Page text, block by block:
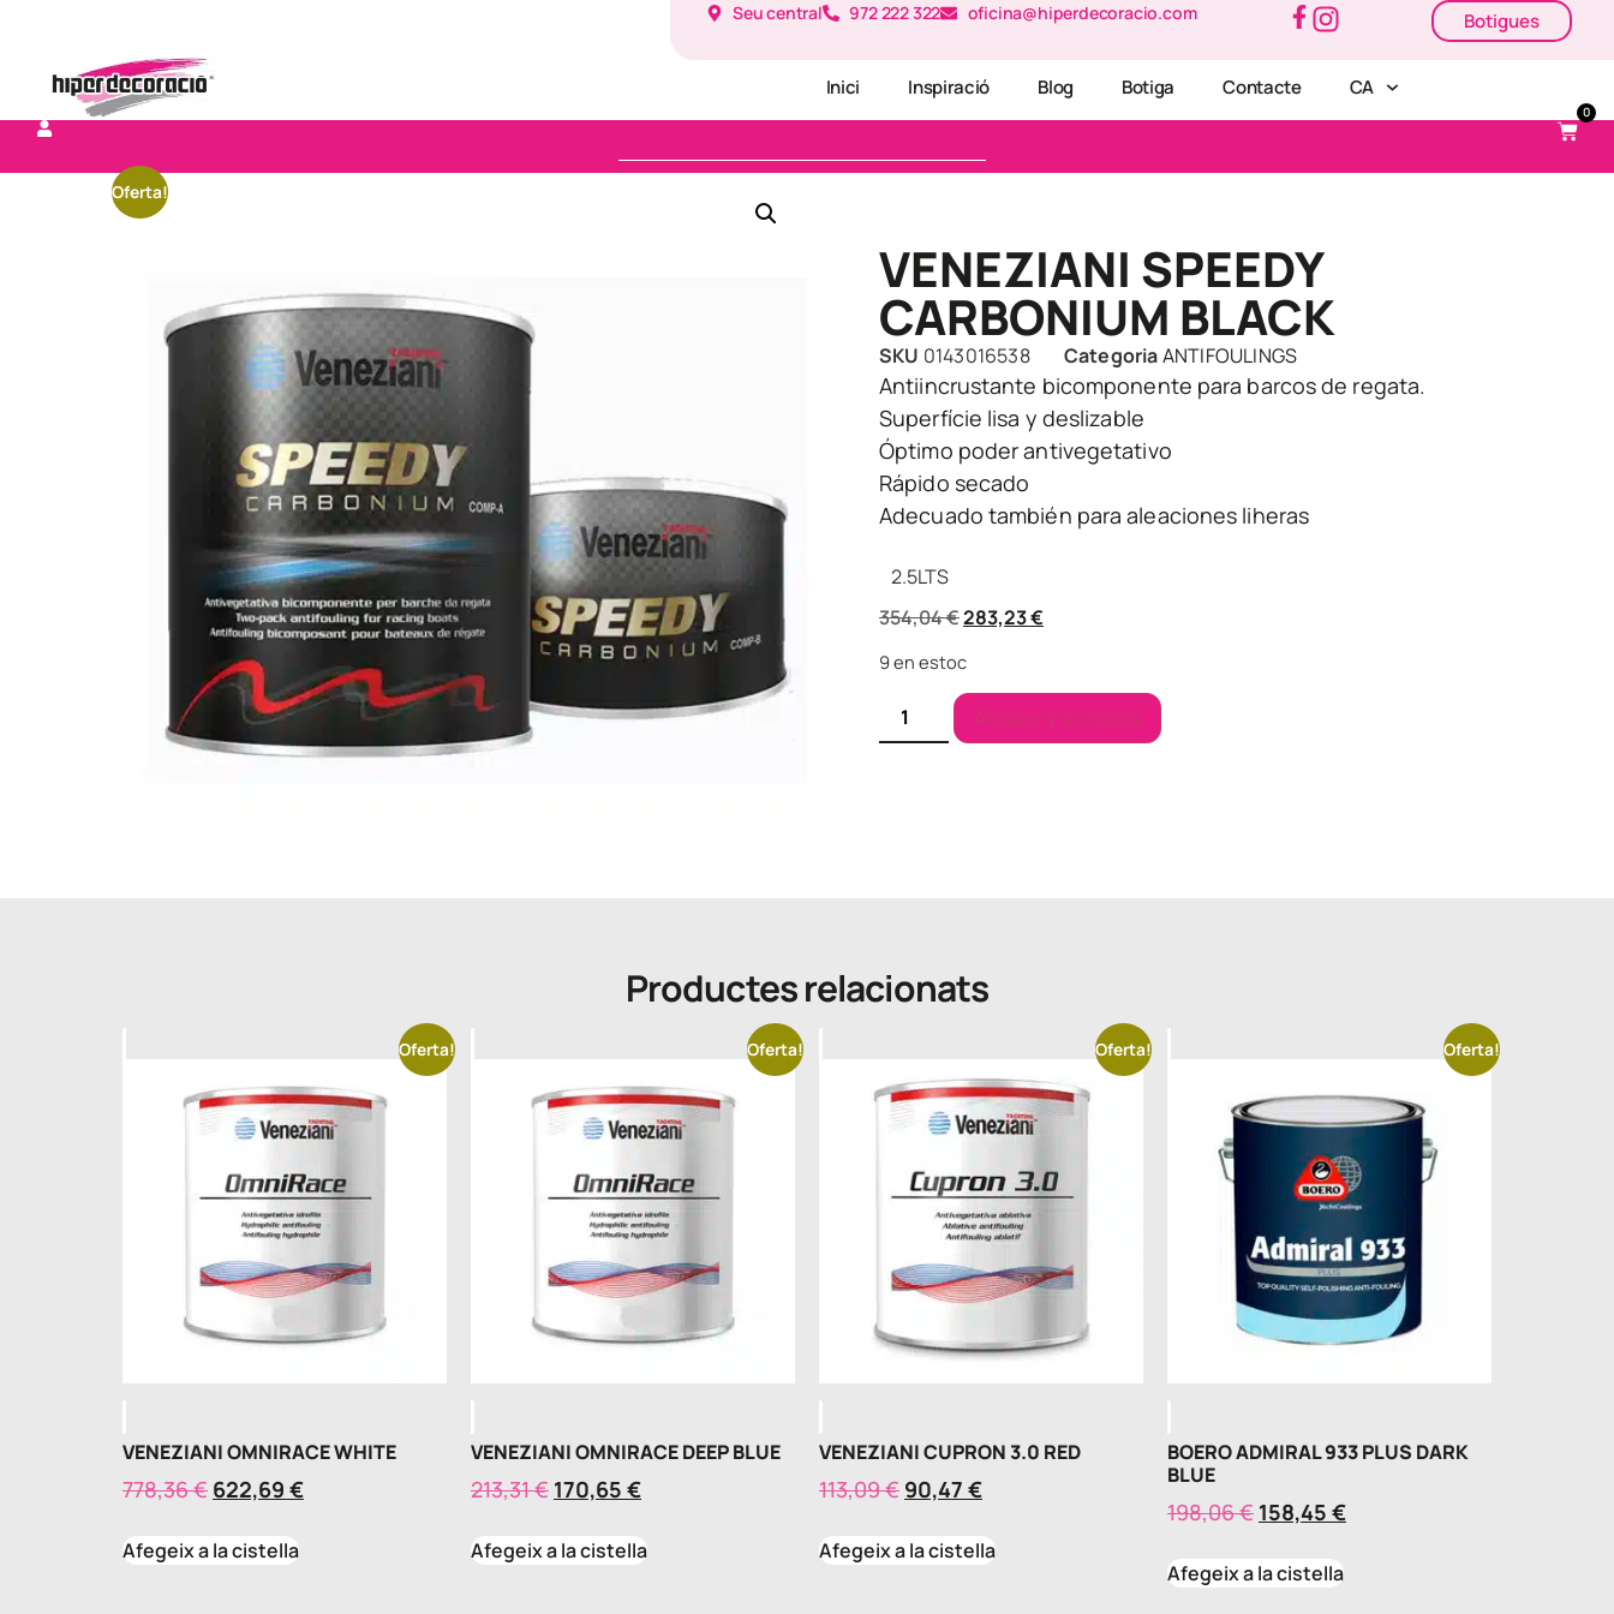
Seu central 972 222 322 oficina@hiperdecoracio.com Botigues
Inici Inspiració Blog Botiga Contacte CA
0
Oferta!
VENEZIANI SPEEDY
CARBONIUM BLACK
SKU 0143016538 CategoriaANTIFOULINGS
Antiincrustante bicomponente para barcos de regata.
Superfície lisa y deslizable
Óptimo poder antivegetativo
Rápido secado
Adecuado también para aleaciones liheras
2.5LTS
354,04€283,23€
9 en estoc
Afegeix a la cistella
Productes relacionats
Oferta!
VENEZIANI OMNIRACE WHITE
778,36€ 622,69 €
Afegeix a la cistella
Oferta!
VENEZIANI OMNIRACE DEEP BLUE
213,31€ 170,65 €
Afegeix a la cistella
Oferta!
VENEZIANI CUPRON 3.0 RED
113,09€ 90,47 €
Afegeix a la cistella
Oferta!
BOERO ADMIRAL 933 PLUS DARK
BLUE
198,06€ 158,45 €
Afegeix a la cistella